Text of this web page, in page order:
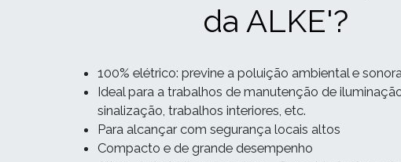
da ALKE'?
100% elétrico: previne a poluição ambiental e
Ideal para a trabalhos de manutenção de
sinalização, trabalhos interiores, etc.
Para alcançar com segurança locais altos
Compacto e de grande desempenho